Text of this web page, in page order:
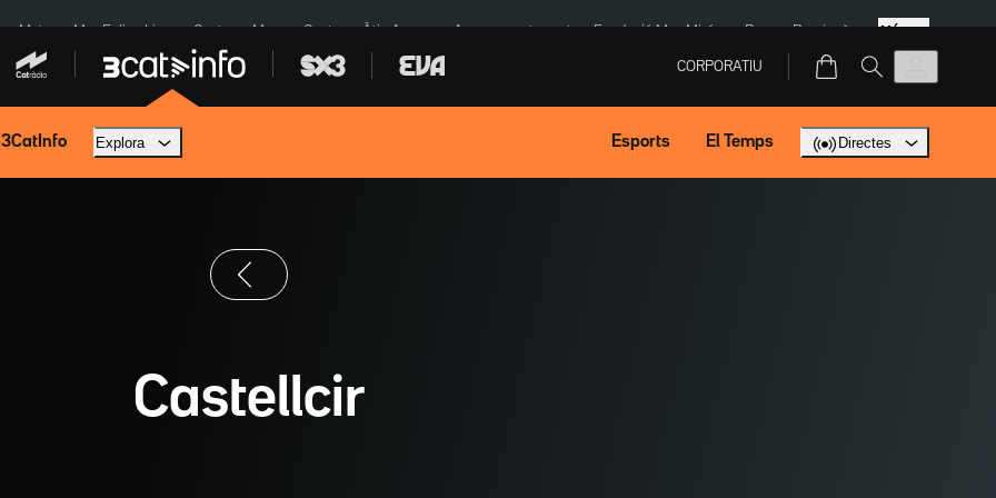
a Meta Mor Felipe Lipe Ceuta Menors Ceuta Àtic Ayuso Aparcament agost Fundació Mas Miró eBay Perpinyà Més
CORPORATIU
3CatInfo Explora Esports El Temps Directes
Castellcir